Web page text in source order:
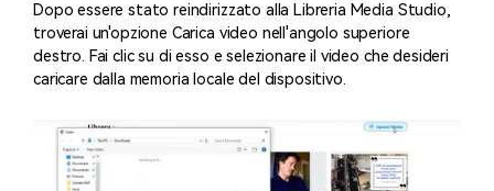
Dopo essere stato reindirizzato alla Libreria Media Studio,
troverai un'opzione Carica video nell'angolo superiore
destro. Fai clic su di esso e selezionare il video che desideri
caricare dalla memoria locale del dispositivo.